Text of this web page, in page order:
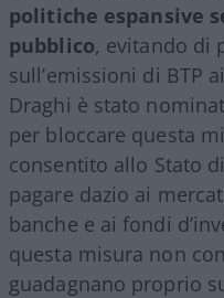
politiche espansive
pubblico, evitando di
sull’emissioni di BTP
Draghi è stato
per bloccare questa
consentito allo Stato
pagare dazio ai
banche e ai fondi
questa misura non
guadagnano proprio